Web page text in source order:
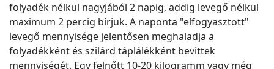
folyadék nélkül nagyjából 2 napig, addig levegő nélkül
maximum 2 percig bírjuk. A naponta "elfogyasztott"
levegő mennyisége jelentősen meghaladja a
folyadékként és szilárd táplálékként bevittek
mennyiségét. Egy felnőtt 10-20 kilogramm vagy még